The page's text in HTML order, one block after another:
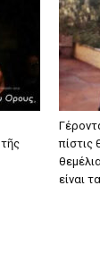
πίστις
είναι